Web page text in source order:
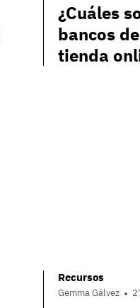
¿Cuáles
bancos
tienda
Recursos
Gemma Gálvez